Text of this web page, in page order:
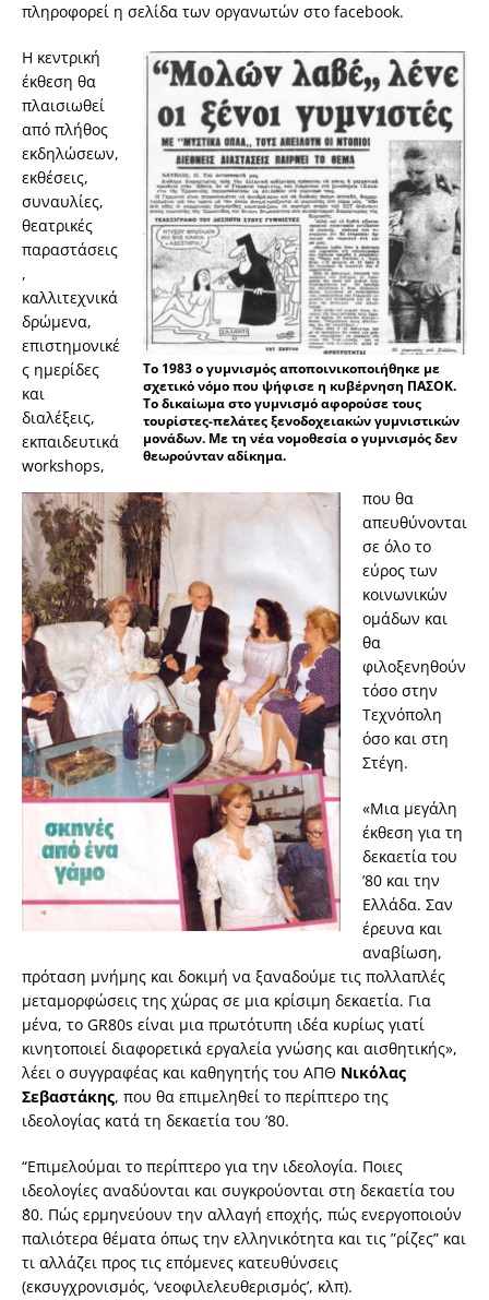
πληροφορεί η σελίδα των οργανωτών στο facebook.
Το 1983 ο γυμνισμός αποποινικοποιήθηκε με
σχετικό νόμο που ψήφισε η κυβέρνηση ΠΑΣΟΚ.
Το δικαίωμα στο γυμνισμό αφορούσε τους
τουρίστες-πελάτες ξενοδοχειακών γυμνιστικών
μονάδων. Με τη νέα νομοθεσία ο γυμνισμός δεν
θεωρούνταν αδίκημα.
Η κεντρική
έκθεση θα
πλαισιωθεί
από πλήθος
εκδηλώσεων,
εκθέσεις,
συναυλίες,
θεατρικές
παραστάσεις
,
καλλιτεχνικά
δρώμενα,
επιστημονικέ
ς ημερίδες
και
διαλέξεις,
εκπαιδευτικά
workshops,
που θα
απευθύνονται
σε όλο το
εύρος των
κοινωνικών
ομάδων και
θα
φιλοξενηθούν
τόσο στην
Τεχνόπολη
όσο και στη
Στέγη.
«Μια μεγάλη
έκθεση για τη
δεκαετία του
’80 και την
Ελλάδα. Σαν
έρευνα και
αναβίωση,
πρόταση μνήμης και δοκιμή να ξαναδούμε τις πολλαπλές
μεταμορφώσεις της χώρας σε μια κρίσιμη δεκαετία. Για
μένα, το GR80s είναι μια πρωτότυπη ιδέα κυρίως γιατί
κινητοποιεί διαφορετικά εργαλεία γνώσης και αισθητικής»,
λέει ο συγγραφέας και καθηγητής του ΑΠΘ Νικόλας
Σεβαστάκης, που θα επιμεληθεί το περίπτερο της
ιδεολογίας κατά τη δεκαετία του ’80.
“Επιμελούμαι το περίπτερο για την ιδεολογία. Ποιες
ιδεολογίες αναδύονται και συγκρούονται στη δεκαετία του
΄80. Πώς ερμηνεύουν την αλλαγή εποχής, πώς ενεργοποιούν
παλιότερα θέματα όπως την ελληνικότητα και τις ”ρίζες” και
τι αλλάζει προς τις επόμενες κατευθύνσεις
(εκσυγχρονισμός, ‘νεοφιλελευθερισμός’, κλπ).